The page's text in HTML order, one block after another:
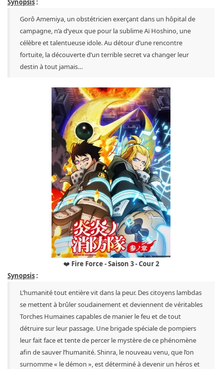
Synopsis:
Gorô Amemiya, un obstétricien exerçant dans un hôpital de
campagne, n’a d’yeux que pour la sublime Aï Hoshino, une
célèbre et talentueuse idole. Au détour d’une rencontre
fortuite, la découverte d’un terrible secret va changer leur
destin à tout jamais…
❤️ Fire Force - Saison 3 - Cour 2
Synopsis:
L’humanité tout entière vit dans la peur. Des citoyens lambdas
se mettent à brûler soudainement et deviennent de véritables
Torches Humaines capables de manier le feu et de tout
détruire sur leur passage. Une brigade spéciale de pompiers
leur fait face et tente de percer le mystère de ce phénomène
afin de sauver l’humanité. Shinra, le nouveau venu, que l’on
surnomme « le démon », est déterminé à devenir un héros et